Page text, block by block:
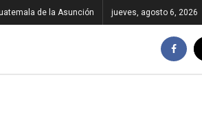
de la Asunción jueves, agosto 6, 2026